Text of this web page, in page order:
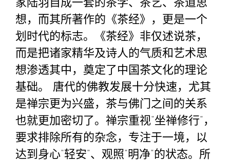
想，而其所著作的《茶经》，更是一个
划时代的标志。《茶经》非仅述说茶，
而是把诸家精华及诗人的气质和艺术思
想渗透其中，奠定了中国茶文化的理论
基础。 唐代的佛教发展十分快速，尤其
是禅宗更为兴盛，茶与佛门之间的关系
也就更加密切了。禅宗重视“坐禅修行”，
要求排除所有的杂念，专注于一境，以
达到身心“轻安”、观照“明净”的状态。所